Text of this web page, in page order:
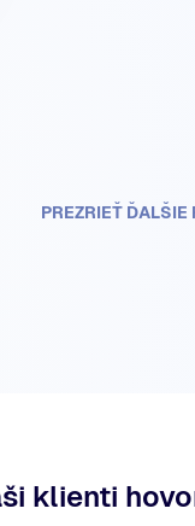
PREZRIEŤ ĎALŠIE
klienti